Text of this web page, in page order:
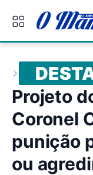
Projeto
Coronel
punição
ou